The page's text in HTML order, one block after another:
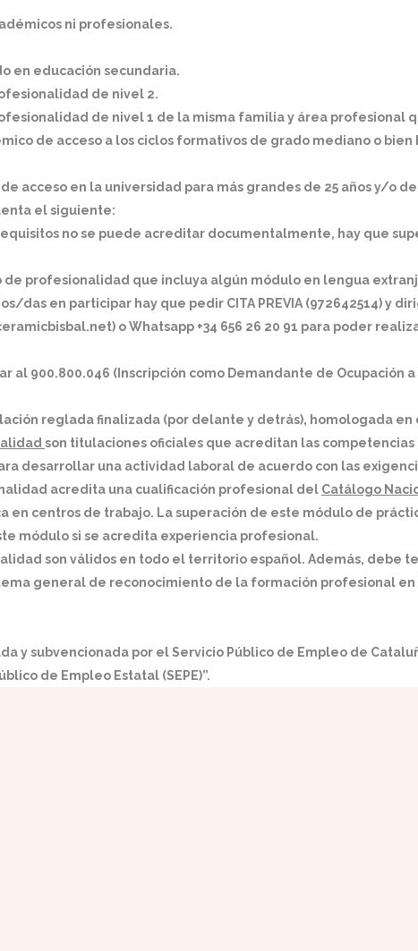
ni profesionales.
en educación secundaria.
de nivel 2.
de nivel 1 de la misma familia y área profesional
de acceso a los ciclos formativos de grado mediano o
acceso en la universidad para más grandes de 25 años y/o de
el siguiente:
no se puede acreditar documentalmente, hay que
de profesionalidad que incluya algún módulo en lengua
das en participar hay que pedir CITA PREVIA (972642514)
o Whatsapp +34 656 26 20 91 para poder
al 900.800.046 (Inscripción como Demandante de
reglada finalizada (por delante y detrás), homologada
son titulaciones oficiales que acreditan las
desarrollar una actividad laboral de acuerdo con las
acredita una cualificación profesional del Catálogo
en centros de trabajo. La superación de este módulo de
módulo si se acredita experiencia profesional.
son válidos en todo el territorio español. Además,
general de reconocimiento de la formación profesional
y subvencionada por el Servicio Público de Empleo de
de Empleo Estatal (SEPE)”.